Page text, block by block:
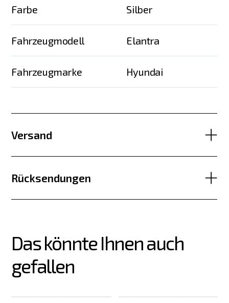
Farbe Silber
Fahrzeugmodell Elantra
Fahrzeugmarke Hyundai
Versand
Rücksendungen
Das könnte Ihnen auch
gefallen